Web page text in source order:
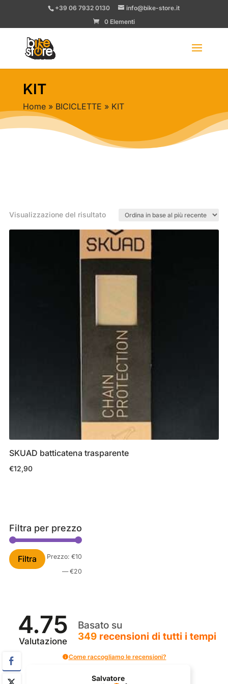
+39 06 7932 0130
info@bike-store.it
0 Elementi
KIT
Home» BICICLETTE » KIT
Visualizzazione del risultato
SKUAD batticatena trasparente
€12,90
Filtra per prezzo
Prezzo
Min
Prezzo
Max
Filtra Prezzo: €10
—€20
4.75
Valutazione
Basato su
349recensioni di tutti i tempi
Come raccogliamo le recensioni?